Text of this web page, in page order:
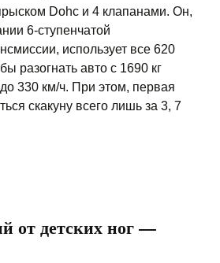
Dohc и 4 клапанами. Он,
6-ступенчатой
использует все 620
разогнать авто с 1690 кг
330 км/ч. При этом, первая
скакуну всего лишь за 3, 7
от детских ног —